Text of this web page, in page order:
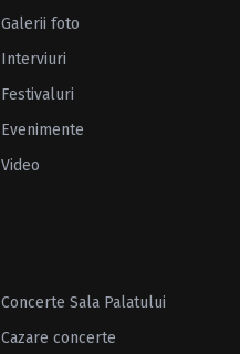
Galerii foto
Interviuri
Festivaluri
Evenimente
Video
Concerte Sala Palatului
Cazare concerte